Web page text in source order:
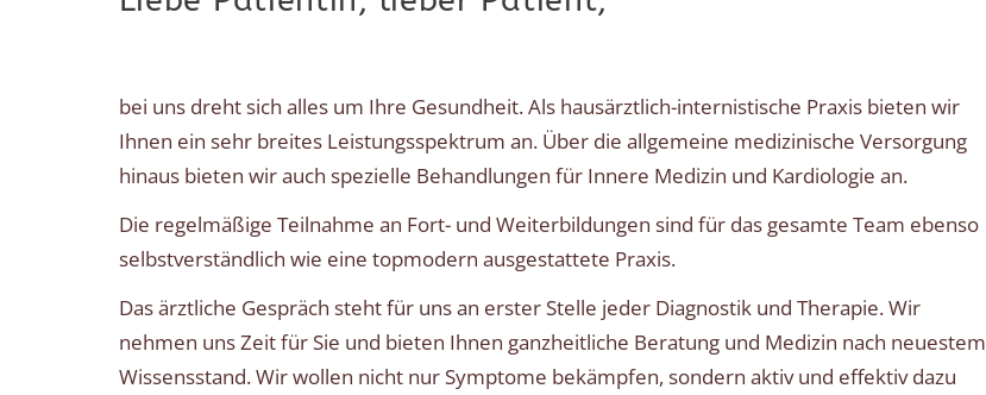
VERSORGUNG
bei uns dreht sich alles um Ihre Gesundheit. Als hausärztlich-internistische Praxis bieten wir
Ihnen ein sehr breites Leistungsspektrum an. Über die allgemeine medizinische Versorgung
hinaus bieten wir auch spezielle Behandlungen für Innere Medizin und Kardiologie an.
Die regelmäßige Teilnahme an Fort- und Weiterbildungen sind für das gesamte Team ebenso
selbstverständlich wie eine topmodern ausgestattete Praxis.
Das ärztliche Gespräch steht für uns an erster Stelle jeder Diagnostik und Therapie. Wir
nehmen uns Zeit für Sie und bieten Ihnen ganzheitliche Beratung und Medizin nach neuestem
Wissensstand. Wir wollen nicht nur Symptome bekämpfen, sondern aktiv und effektiv dazu